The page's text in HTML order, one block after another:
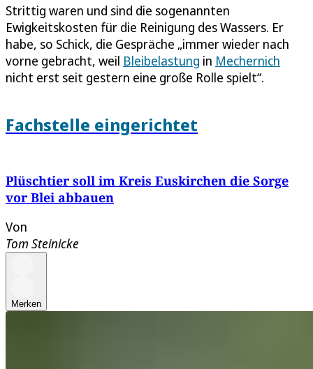
Strittig waren und sind die sogenannten
Ewigkeitskosten für die Reinigung des Wassers. Er
habe, so Schick, die Gespräche „immer wieder nach
vorne gebracht, weil Bleibelastung in Mechernich
nicht erst seit gestern eine große Rolle spielt“.
Fachstelle eingerichtet
Plüschtier soll im Kreis Euskirchen die Sorge
vor Blei abbauen
Von
Tom Steinicke
Merken